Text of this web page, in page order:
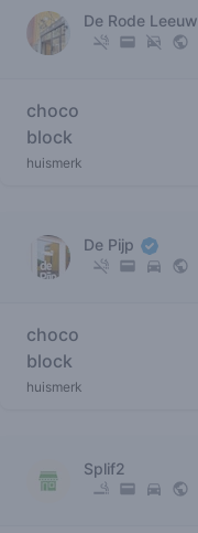
De Rode Leeuw
choco
block
huismerk
De Pijp
choco
block
huismerk
Splif2